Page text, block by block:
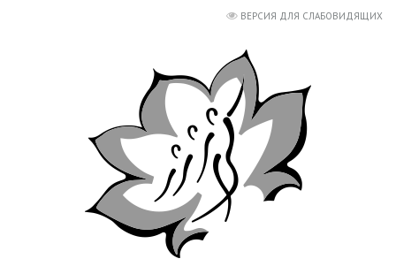
ВЕРСИЯ ДЛЯ СЛАБОВИДЯЩИХ